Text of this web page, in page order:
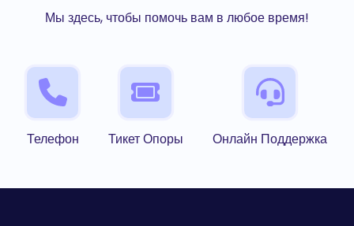
Мы здесь, чтобы помочь вам в любое время!
Телефон Тикет Опоры Онлайн Поддержка